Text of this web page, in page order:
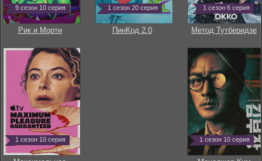
9 сезон 10 серия
Рик и Морти
1 сезон 20 серия
ПинКод 2.0
1 сезон 6 серия
Метод Тутберидзе
1 сезон 10 серия 1 сезон 10 серия